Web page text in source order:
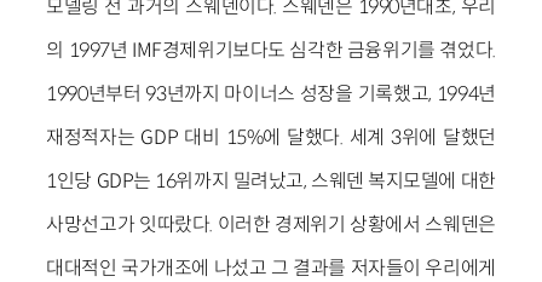
모델링 전 과거의 스웨덴이다. 스웨덴은 1990년대초, 우리
의 1997년 IMF경제위기보다도 심각한 금융위기를 겪었다.
1990년부터 93년까지 마이너스 성장을 기록했고, 1994년
재정적자는 GDP 대비 15%에 달했다. 세계 3위에 달했던
1인당 GDP는 16위까지 밀려났고, 스웨덴 복지모델에 대한
사망선고가 잇따랐다. 이러한 경제위기 상황에서 스웨덴은
대대적인 국가개조에 나섰고 그 결과를 저자들이 우리에게